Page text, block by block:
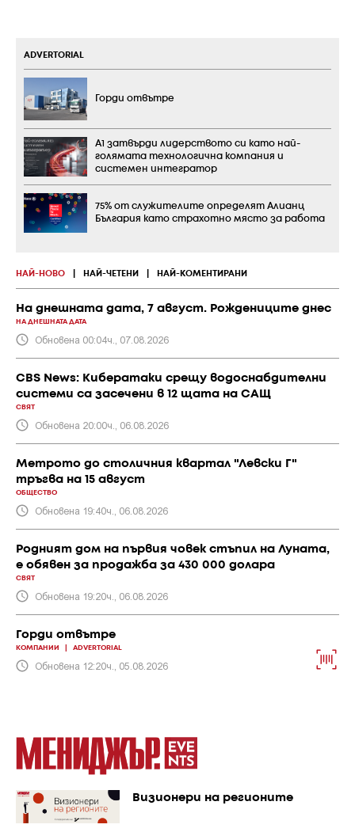
НАЙ-НОВО НАЙ-ЧЕТЕНИ НАЙ-КОМЕНТИРАНИ
На днешната дата, 7 август. Рождениците днес
НА ДНЕШНАТА ДАТА
Обновена 00:04ч., 07.08.2026
CBS News: Кибератаки срещу водоснабдителни
системи са засечени в 12 щата на САЩ
СВЯТ
Обновена 20:00ч., 06.08.2026
Метрото до столичния квартал "Левски Г"
тръгва на 15 август
ОБЩЕСТВО
Обновена 19:40ч., 06.08.2026
Родният дом на първия човек стъпил на Луната,
е обявен за продажба за 430 000 долара
СВЯТ
Обновена 19:20ч., 06.08.2026
Горди отвътре
КОМПАНИИ ADVERTORIAL
Обновена 12:20ч., 05.08.2026
ADVERTORIAL
Горди отвътре
А1 затвърди лидерството си като най-
голямата технологична компания и
системен интегратор
75% от служителите определят Алианц
България като страхотно място за работа
Визионери на регионите